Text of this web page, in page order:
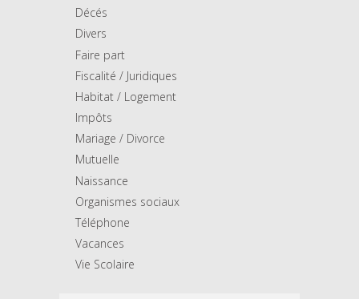
Décés
Divers
Faire part
Fiscalité / Juridiques
Habitat / Logement
Impôts
Mariage / Divorce
Mutuelle
Naissance
Organismes sociaux
Téléphone
Vacances
Vie Scolaire